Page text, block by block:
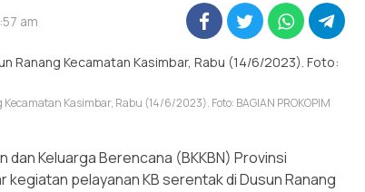
am
Kasimbar, Rabu (14/6/2023). Foto: BAGIAN PROKOPIM
dan Keluarga Berencana (BKKBN) Provinsi
pelayanan KB serentak di Dusun Ranang